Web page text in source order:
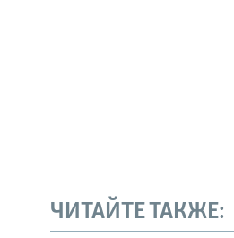
ЧИТАЙТЕ ТАКЖЕ: